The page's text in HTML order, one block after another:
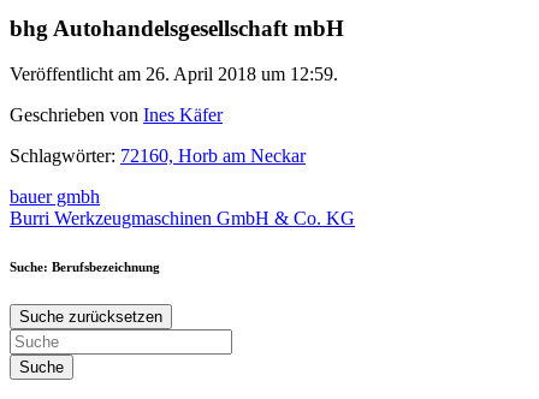
bhg Autohandelsgesellschaft mbH
Veröffentlicht am 26. April 2018 um 12:59.
Geschrieben von Ines Käfer
Schlagwörter: 72160, Horb am Neckar
Beitragsnavigation
bauer gmbh
Burri Werkzeugmaschinen GmbH & Co. KG
Suche: Berufsbezeichnung
Suche zurücksetzen